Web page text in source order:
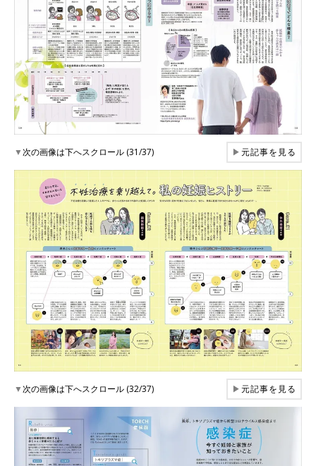
▼次の画像は下へスクロール (31/37) ▶元記事を見る
▼次の画像は下へスクロール (32/37) ▶元記事を見る